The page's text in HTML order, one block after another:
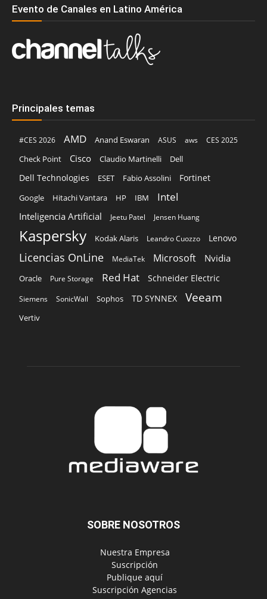
Evento de Canales en Latino América
Principales temas
#CES 2026 AMD Anand Eswaran ASUS aws
CES 2025
Check Point
Cisco Claudio Martinelli Dell
Dell Technologies ESET Fabio Assolini Fortinet
Google Hitachi Vantara HP IBM Intel
Inteligencia Artificial Jeetu Patel Jensen Huang
Kaspersky Kodak Alaris Leandro Cuozzo Lenovo
Licencias OnLine MediaTek Microsoft Nvidia
Oracle Pure Storage Red Hat Schneider Electric
Siemens SonicWall Sophos TD SYNNEX Veeam
Vertiv
SOBRE NOSOTROS
‎ Nuestra Empresa
‎ Suscripción
‎ Publique aquí
‎ Suscripción Agencias